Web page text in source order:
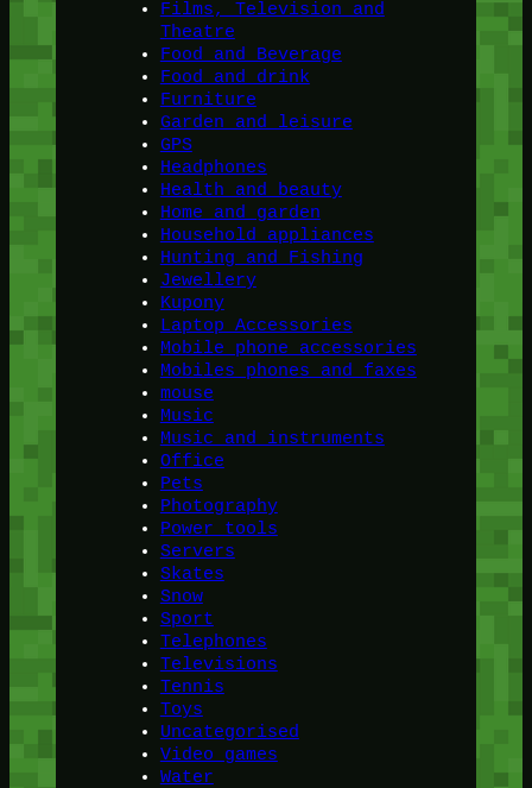
Films, Television and
Theatre
Food and Beverage
Food and drink
Furniture
Garden and leisure
GPS
Headphones
Health and beauty
Home and garden
Household appliances
Hunting and Fishing
Jewellery
Kupony
Laptop Accessories
Mobile phone accessories
Mobiles phones and faxes
mouse
Music
Music and instruments
Office
Pets
Photography
Power tools
Servers
Skates
Snow
Sport
Telephones
Televisions
Tennis
Toys
Uncategorised
Video games
Water